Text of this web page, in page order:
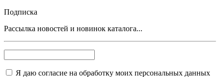
Подписка
Рассылка новостей и новинок каталога...
Я даю согласие на обработку моих персональных данных